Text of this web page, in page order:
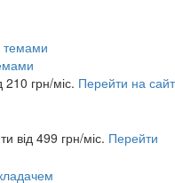
210 грн/міс. Перейти на сайт
від 499 грн/міс. Перейти